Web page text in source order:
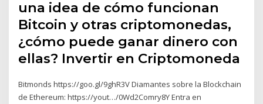
una idea de cómo funcionan
Bitcoin y otras criptomonedas,
¿cómo puede ganar dinero con
ellas? Invertir en Criptomoneda
Bitmonds https://goo.gl/9ghR3V Diamantes sobre la Blockchain
de Ethereum: https://yout…/0Wd2Comry8Y Entra en